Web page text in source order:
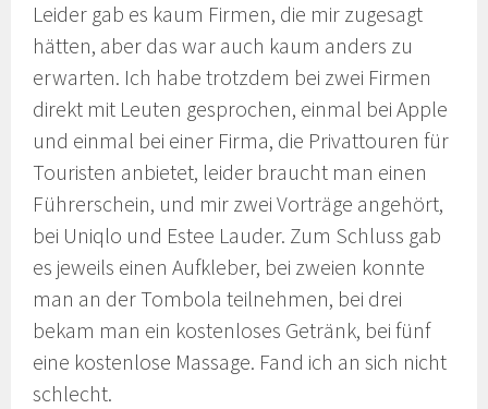
Leider gab es kaum Firmen, die mir zugesagt
hätten, aber das war auch kaum anders zu
erwarten. Ich habe trotzdem bei zwei Firmen
direkt mit Leuten gesprochen, einmal bei Apple
und einmal bei einer Firma, die Privattouren für
Touristen anbietet, leider braucht man einen
Führerschein, und mir zwei Vorträge angehört,
bei Uniqlo und Estee Lauder. Zum Schluss gab
es jeweils einen Aufkleber, bei zweien konnte
man an der Tombola teilnehmen, bei drei
bekam man ein kostenloses Getränk, bei fünf
eine kostenlose Massage. Fand ich an sich nicht
schlecht.